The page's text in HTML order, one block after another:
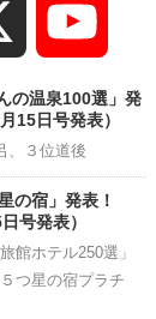
の温泉100選」発
15日号発表）
、３位道後
の宿」発表！
号発表）
館ホテル250選」
つ星の宿プラチ